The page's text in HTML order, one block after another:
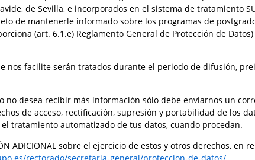
de Sevilla, e incorporados en el sistema de tratamiento
de mantenerle informado sobre los programas de
(art. 6.1.e) Reglamento General de Protección de
nos facilite serán tratados durante el periodo de difusión,
no desea recibir más información sólo debe enviarnos un
de acceso, rectificación, supresión y portabilidad de los
tratamiento automatizado de tus datos, cuando procedan.
ADICIONAL sobre el ejercicio de estos y otros derechos, en